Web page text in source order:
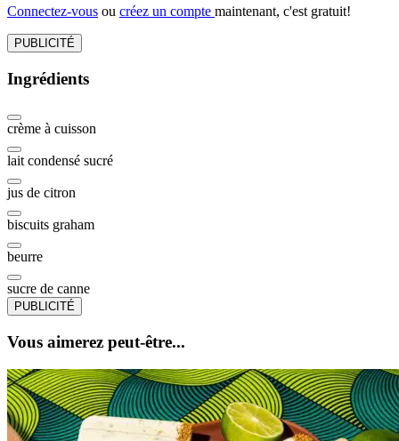
Connectez-vous ou créez un compte maintenant, c'est gratuit!
PUBLICITÉ
Ingrédients
crème à cuisson
lait condensé sucré
jus de citron
biscuits graham
beurre
sucre de canne
PUBLICITÉ
Vous aimerez peut-être...